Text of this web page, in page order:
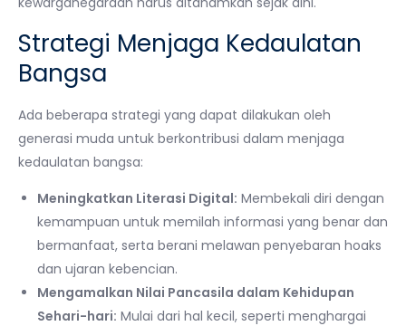
Strategi Menjaga Kedaulatan
Bangsa
Ada beberapa strategi yang dapat dilakukan oleh
generasi muda untuk berkontribusi dalam menjaga
kedaulatan bangsa:
Meningkatkan Literasi Digital: Membekali diri dengan
kemampuan untuk memilah informasi yang benar dan
bermanfaat, serta berani melawan penyebaran hoaks
dan ujaran kebencian.
Mengamalkan Nilai Pancasila dalam Kehidupan
Sehari-hari: Mulai dari hal kecil, seperti menghargai